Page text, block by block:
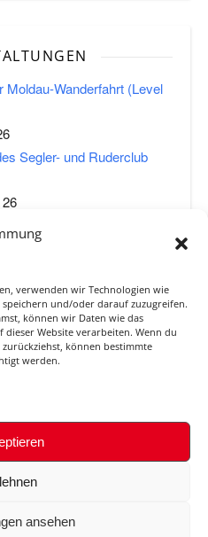
verwenden wir Technologien wie
und/oder darauf zuzugreifen.
können wir Daten wie das
Website verarbeiten. Wenn du
können bestimmte
werden.
ansehen
Moldau-Wanderfahrt (Level
Segler- und Ruderclub
O.D.
/ INN
Datenschutzerklärung